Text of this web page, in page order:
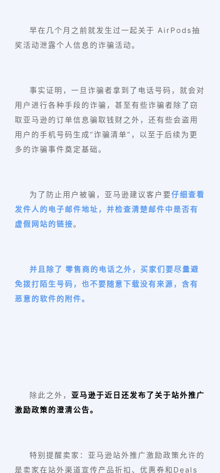
早在几个月之前就发生过一起关于 AirPods抽
奖活动泄露个人信息的诈骗活动。
事实证明，一旦诈骗者拿到了电话号码，就会对
用户进行各种手段的诈骗，甚至有些诈骗者除了窃
取亚马逊的订单信息骗取钱财之外，还有些会盗用
用户的手机号码生成“诈骗清单”，以至于后续为更
多的诈骗事件奠定基础。
为了防止用户被骗，亚马逊建议客户要仔细查看
发件人的电子邮件地址，并检查清楚邮件中是否有
虚假网站的链接。
并且除了 零售商的电话之外，买家们要尽量避
免拨打陌生号码，也不要随意下载没有来源，含有
恶意的软件的附件。
除此之外， 亚马逊于近日还发布了关于站外推广
激励政策的澄清公告。
特别提醒卖家：亚马逊站外推广激励政策允许的
是卖家在站外渠道宣传产品折扣、优惠券和Deals